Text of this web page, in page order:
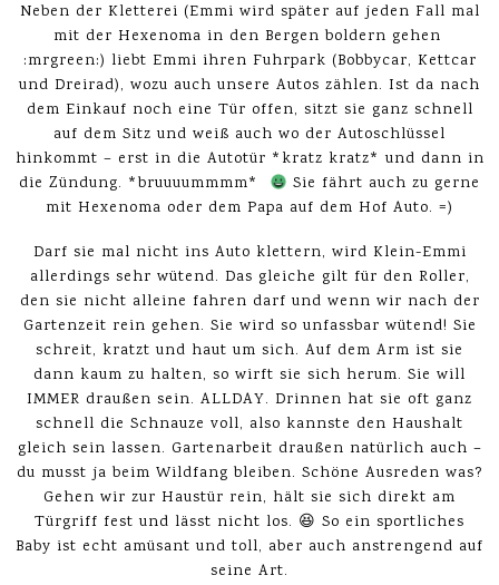
Neben der Kletterei (Emmi wird später auf jeden Fall mal
mit der Hexenoma in den Bergen boldern gehen
:mrgreen:) liebt Emmi ihren Fuhrpark (Bobbycar, Kettcar
und Dreirad), wozu auch unsere Autos zählen. Ist da nach
dem Einkauf noch eine Tür offen, sitzt sie ganz schnell
auf dem Sitz und weiß auch wo der Autoschlüssel
hinkommt – erst in die Autotür *kratz kratz* und dann in
die Zündung. *bruuuummmm*
Sie fährt auch zu gerne
mit Hexenoma oder dem Papa auf dem Hof Auto. =)
Darf sie mal nicht ins Auto klettern, wird Klein-Emmi
allerdings sehr wütend. Das gleiche gilt für den Roller,
den sie nicht alleine fahren darf und wenn wir nach der
Gartenzeit rein gehen. Sie wird so unfassbar wütend! Sie
schreit, kratzt und haut um sich. Auf dem Arm ist sie
dann kaum zu halten, so wirft sie sich herum. Sie will
IMMER draußen sein. ALLDAY. Drinnen hat sie oft ganz
schnell die Schnauze voll, also kannste den Haushalt
gleich sein lassen. Gartenarbeit draußen natürlich auch –
du musst ja beim Wildfang bleiben. Schöne Ausreden was?
Gehen wir zur Haustür rein, hält sie sich direkt am
Türgriff fest und lässt nicht los. 😆 So ein sportliches
Baby ist echt amüsant und toll, aber auch anstrengend auf
seine Art.